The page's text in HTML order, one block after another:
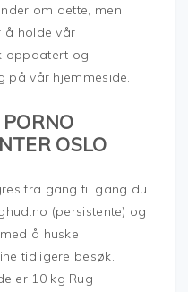
om dette, men
å holde vår
oppdatert og
på vår hjemmeside.
PORNO
OSLO
fra gang til gang du
(persistente) og
å huske
tidligere besøk.
er 10 kg Rug